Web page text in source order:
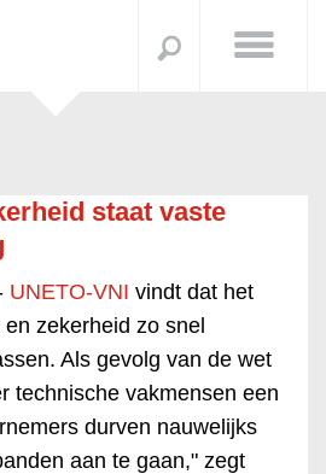
staat vaste
UNETO-VNI vindt dat het
zekerheid zo snel
Als gevolg van de wet
technische vakmensen een
durven nauwelijks
aan te gaan," zegt